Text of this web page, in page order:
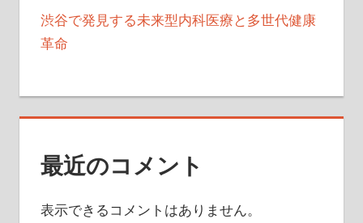
渋谷で発見する未来型内科医療と多世代健康
革命
最近のコメント
表示できるコメントはありません。